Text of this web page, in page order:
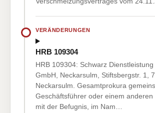
VERÄNDERUNGEN
HRB 109304
HRB 109304: Schwarz
GmbH, Neckarsulm, Stiftsbergstr. 1,
Neckarsulm. Gesamtprokura
Geschäftsführer oder einem anderen
mit der Befugnis, im Nam…